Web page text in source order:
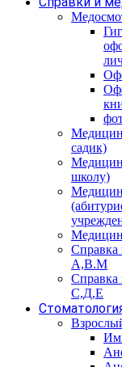
садик)
школу)
Справка
А,В.М
Справка
С,Д,Е